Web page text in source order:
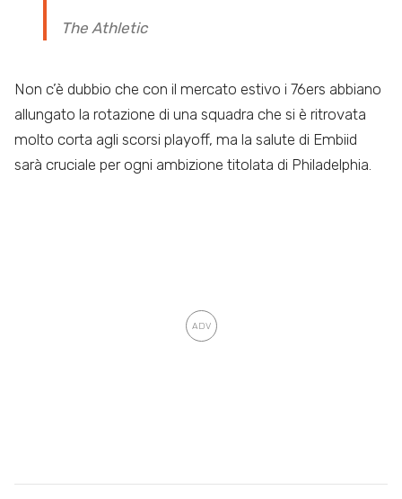
The Athletic
Non c’è dubbio che con il mercato estivo i 76ers abbiano
allungato la rotazione di una squadra che si è ritrovata
molto corta agli scorsi playoff, ma la salute di Embiid
sarà cruciale per ogni ambizione titolata di Philadelphia.